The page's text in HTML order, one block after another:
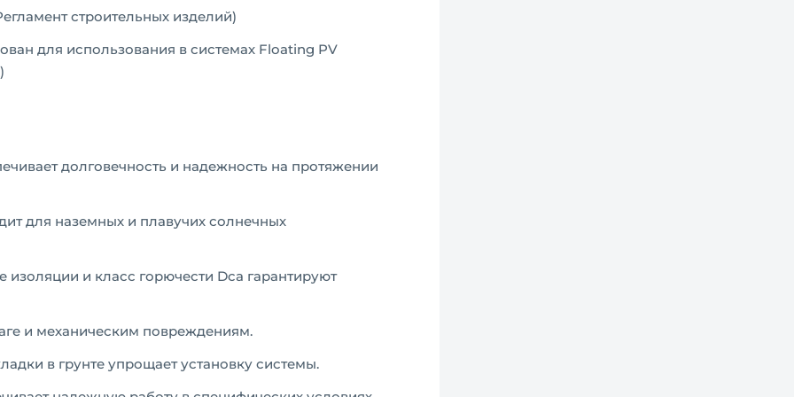
строительных изделий)
для использования в системах Floating PV
долговечность и надежность на протяжении
для наземных и плавучих солнечных
и класс горючести Dca гарантируют
и механическим повреждениям.
в грунте упрощает установку системы.